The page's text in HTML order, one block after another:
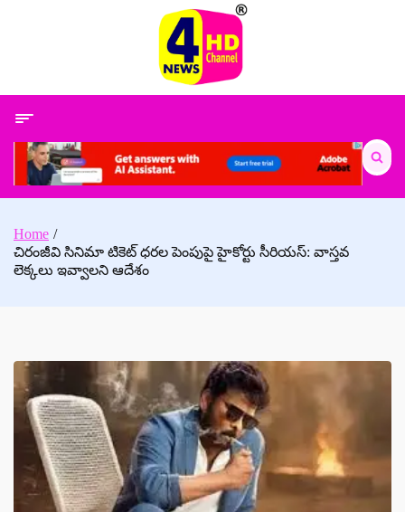
Search
for:
Home
చిరంజీవి సినిమా టికెట్ ధరల పెంపుపై హైకోర్టు సీరియస్: వాస్తవ
లెక్కలు ఇవ్వాలని ఆదేశం